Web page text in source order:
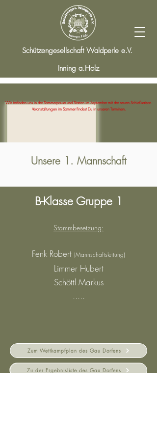
Schützengesellschaft Waldperle e.V.
Inning a.Holz
Wir befinden uns in der Sommerpause und Starten im September mit der neuen Schießsaison.
Veranstaltungen im Sommer findest Du in unseren Terminen.
Unsere 1. Mannschaft
B-Klasse Gruppe 1
Stammbesetzung:
Fenk Robert (Mannschaftsleitung)
Limmer Hubert
Schöttl Markus
.....
Zum Wettkampfplan des Gau Dorfens
Zu der Ergebnisliste des Gau Dorfens